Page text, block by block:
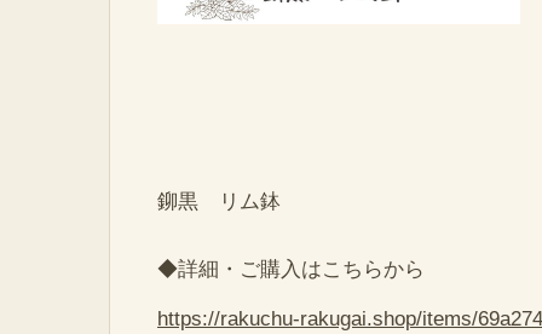
鉚黒 リム鉢
◆詳細・ご購入はこちらから
https://rakuchu-rakugai.shop/items/